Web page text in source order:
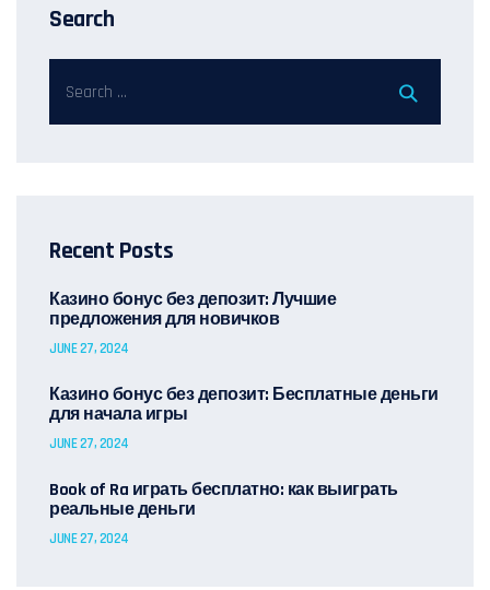
Search
Recent Posts
Казино бонус без депозит: Лучшие
предложения для новичков
JUNE 27, 2024
Казино бонус без депозит: Бесплатные деньги
для начала игры
JUNE 27, 2024
Book of Ra играть бесплатно: как выиграть
реальные деньги
JUNE 27, 2024